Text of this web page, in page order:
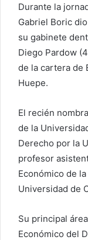
Durante la
Gabriel Boric
su gabinete
Diego Pardow
de la cartera de
Huepe.
El recién
de la
Derecho por la
profesor
Económico de
Universidad de
Su principal
Económico del